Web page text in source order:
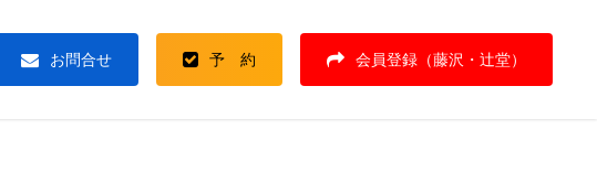
お問合せ 予 約 会員登録（藤沢・辻堂）